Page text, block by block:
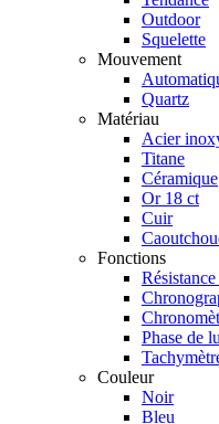
Outdoor
Squelette
Mouvement
Quartz
Matériau
Acier
Titane
Céramique
Or 18 ct
Cuir
Fonctions
Phase de
Couleur
Noir
Bleu